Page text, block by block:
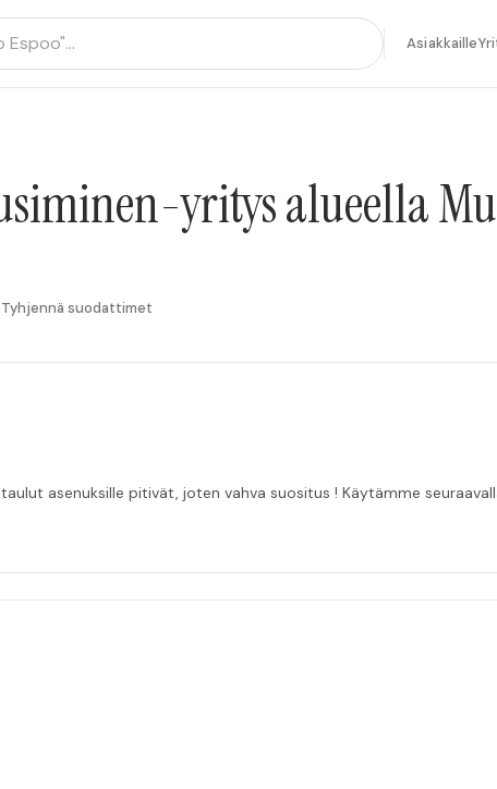
Asiakkaille
yritys alueella
Tyhjennä suodattimet
ja ihan mukavaa porukkaa duunissa 👍 Sovitut aikataulut asenuksille pitivät, joten vahva suositus ! Käytämme